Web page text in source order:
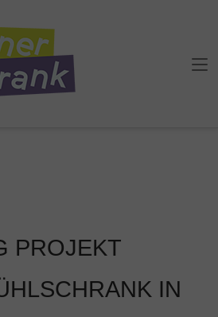
PROJEKT
IN